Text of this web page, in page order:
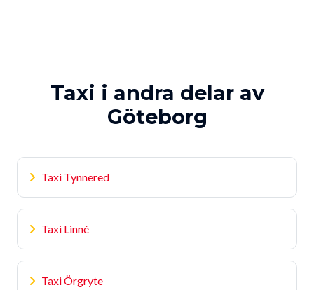
Taxi i andra delar av
Göteborg
Taxi Tynnered
Taxi Linné
Taxi Örgryte